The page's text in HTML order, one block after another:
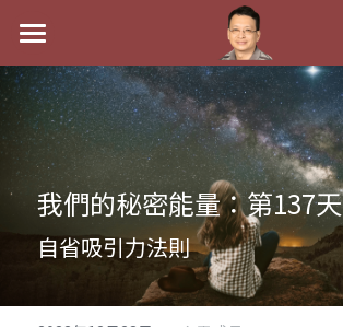
最新消息
關於我
實體經營
祖傳命理
手工印鑑
課程介紹
五行八字學
我們的秘密能量：第137天
自省吸引力法則
商品分類
八字線上完整班
科學八字推理PDF
《十神高階實戰錄》完整典藏版
1美元超值PDF